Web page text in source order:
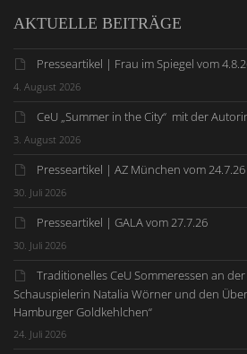
AKTUELLE BEITRÄGE
Presseartikel | Frau im Spiegel vom
4. August 2026
CeU „Summer in the City“ mit der
3. August 2026
Presseartikel | AZ München vom 24.7.26
30. Juli 2026
Presseartikel | GALA vom 27.7.26
30. Juli 2026
Traditionelles CeU Sommeressen an
Schauspielerin Natalia Wörner und den
Hamburger Goldkehlchen“
24. Juli 2026